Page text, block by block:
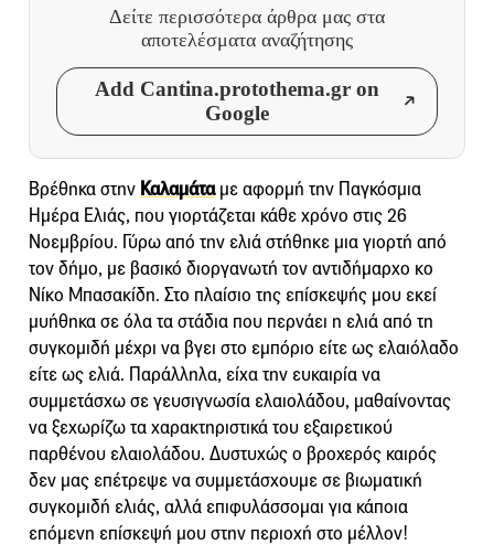
Δείτε περισσότερα άρθρα μας στα
αποτελέσματα αναζήτησης
Add Cantina.protothema.gr on
Google
Βρέθηκα στην Καλαμάταμε αφορμή την Παγκόσμια
Ημέρα Ελιάς, που γιορτάζεται κάθε χρόνο στις 26
Νοεμβρίου. Γύρω από την ελιά στήθηκε μια γιορτή από
τον δήμο, με βασικό διοργανωτή τον αντιδήμαρχο κο
Νίκο Μπασακίδη. Στο πλαίσιο της επίσκεψής μου εκεί
μυήθηκα σε όλα τα στάδια που περνάει η ελιά από τη
συγκομιδή μέχρι να βγει στο εμπόριο είτε ως ελαιόλαδο
είτε ως ελιά. Παράλληλα, είχα την ευκαιρία να
συμμετάσχω σε γευσιγνωσία ελαιολάδου, μαθαίνοντας
να ξεχωρίζω τα χαρακτηριστικά του εξαιρετικού
παρθένου ελαιολάδου. Δυστυχώς ο βροχερός καιρός
δεν μας επέτρεψε να συμμετάσχουμε σε βιωματική
συγκομιδή ελιάς, αλλά επιφυλάσσομαι για κάποια
επόμενη επίσκεψή μου στην περιοχή στο μέλλον!